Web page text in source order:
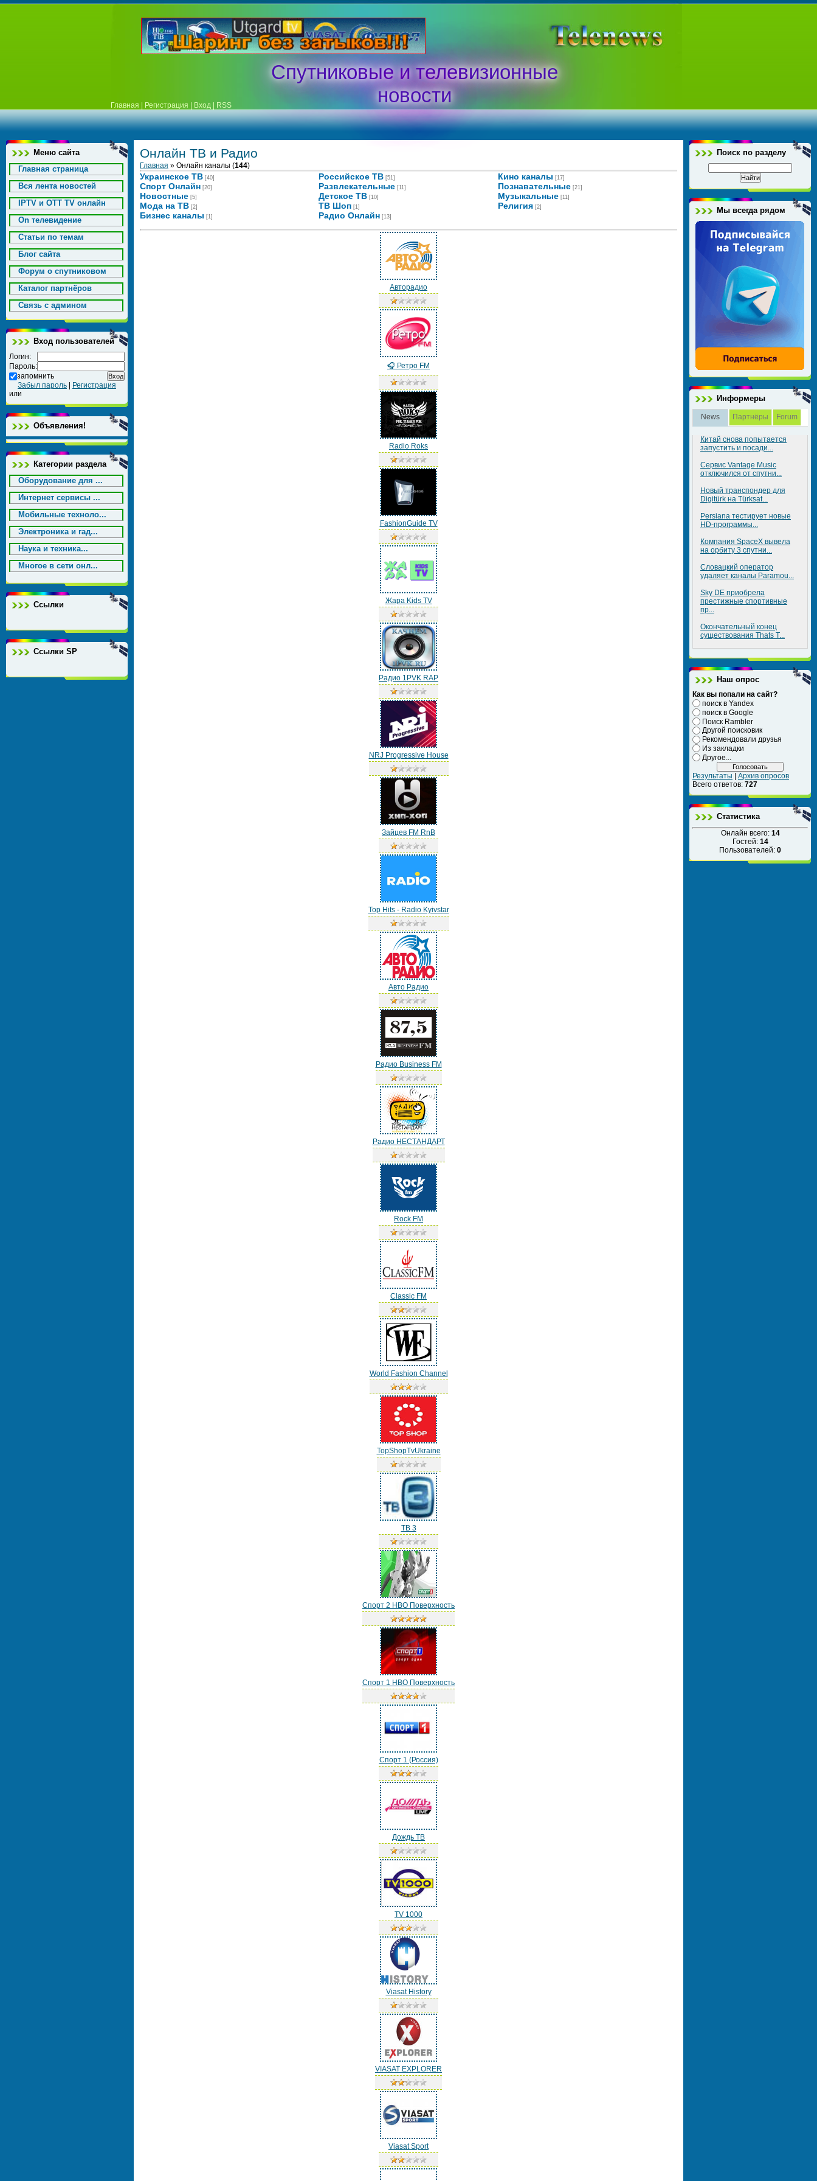
Спутниковые и телевизионные
новости
Главная Регистрация Вход RSS
Меню сайта
Главная страница
Вся лента новостей
IPTV и OTT TV онлайн
On телевидение
Статьи по темам
Блог сайта
Форум о спутниковом
Каталог партнёров
Cвязь с админом
Вход пользователей
Логин:
Пароль:
запомнить
Забыл пароль
Регистрация
или
Объявления!
Категории раздела
Оборудование для ...
Интернет сервисы ...
Мобильные техноло...
Электроника и гад...
Наука и техника...
Многое в сети онл...
Ссылки
Ссылки SP
Онлайн ТВ и Радио
Главная » Онлайн каналы (144)
Украинское ТВ [40] Российское ТВ [51] Кино каналы [17]
Спорт Онлайн [20] Развлекательные [11] Познавательные [21]
Новостные [5] Детское ТВ [10] Музыкальные [11]
Мода на ТВ [2] ТВ Шоп [1] Религия [2]
Бизнес каналы [1] Радио Онлайн [13]
Авторадио
🎧 Ретро FM
Radio Roks
FashionGuide TV
Жара Kids TV
Радио 1PVK RAP
NRJ Progressive House
Зайцев FM RnB
Top Hits - Radio Kyivstar
Авто Радио
Радио Business FM
Радио НЕСТАНДАРТ
Rock FM
Classic FM
World Fashion Channel
TopShopTvUkraine
ТВ 3
Спорт 2 НВО Поверхность
Спорт 1 НВО Поверхность
Спорт 1 (Россия)
Дождь ТВ
TV 1000
Viasat History
VIASAT EXPLORER
Viasat Sport
Поиск по разделу
Мы всегда рядом
Информеры
News Партнёры Forum
Китай снова попытается
запустить и посади...
Сервис Vantage Music
отключился от спутни...
Новый транспондер для
Digitürk на Türksat...
Persiana тестирует новые
HD-программы...
Компания SpaceX вывела
на орбиту 3 спутни...
Словацкий оператор
удаляет каналы Paramou...
Sky DE приобрела
престижные спортивные
пр...
Окончательный конец
существования Thats T...
Наш опрос
Как вы попали на сайт?
поиск в Yandex
поиск в Google
Поиск Rambler
Другой поисковик
Рекомендовали друзья
Из закладки
Другое...
Результаты | Архив опросов
Всего ответов: 727
Статистика
Онлайн всего: 14
Гостей: 14
Пользователей: 0